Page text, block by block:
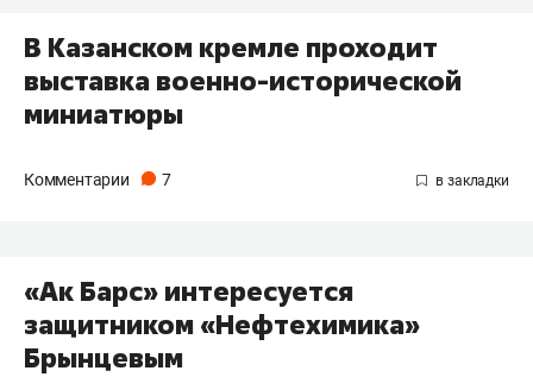
В Казанском кремле проходит
выставка военно-исторической
миниатюры
Комментарии 7
«Ак Барс» интересуется
защитником «Нефтехимика»
Брынцевым